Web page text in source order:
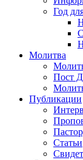
Год
Молитва
Пост
Публикации
Статьи